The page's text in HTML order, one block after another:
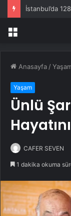
İstanbul’da
Menü
Anasayfa /
Yaşam
Ünlü
CAFER SEVEN
1 dakika okuma